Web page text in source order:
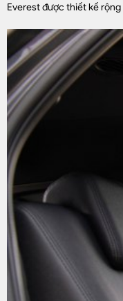
Everest được thiết kế